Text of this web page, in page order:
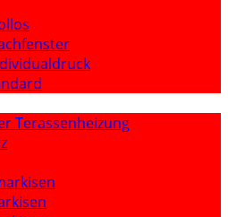
Terassenheizung